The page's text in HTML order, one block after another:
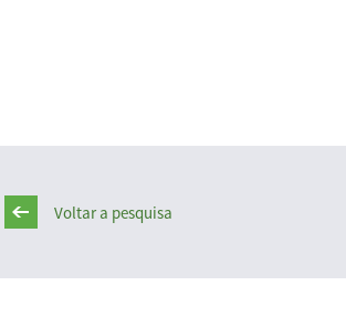
Voltar a pesquisa